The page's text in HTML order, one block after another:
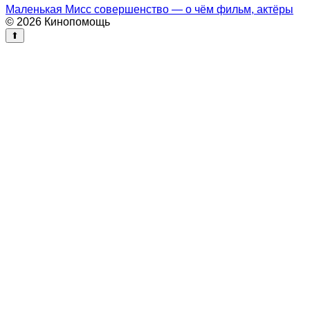
Маленькая Мисс совершенство — о чём фильм, актёры
© 2026 Кинопомощь